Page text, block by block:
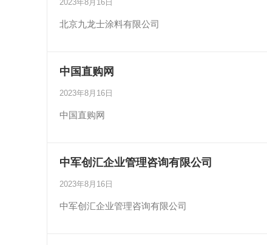
2023年8月16日
北京九龙士涂料有限公司
中国直购网
2023年8月16日
中国直购网
中军创汇企业管理咨询有限公司
2023年8月16日
中军创汇企业管理咨询有限公司